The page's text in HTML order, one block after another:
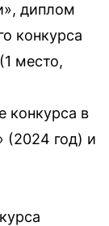
диплом
конкурса
место,
конкурса в
(2024 год) и